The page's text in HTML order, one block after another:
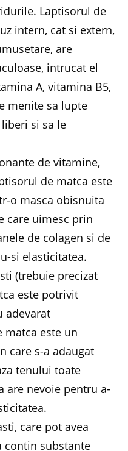
Laptisorul de
intern, cat si extern,
are
intrucat el
A, vitamina B5,
menite sa lupte
si sa le
de vitamine,
de matca este
o masca obisnuita
care uimesc prin
de colagen si de
si elasticitatea.
(trebuie precizat
este potrivit
adevarat
matca este un
care s-a adaugat
tenului toate
are nevoie pentru a-
care pot avea
contin substante